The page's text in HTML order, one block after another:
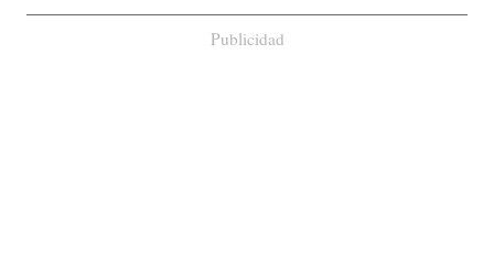
Publicidad